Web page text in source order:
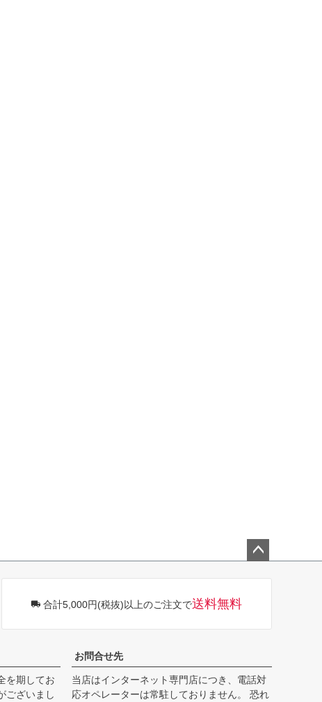
合計5,000円(税抜)以上のご注文で送料無料
を期してお
ございまし
お問合せ先
当店はインターネット専門店につき、電話対
応オペレーターは常駐しておりません。 恐れ